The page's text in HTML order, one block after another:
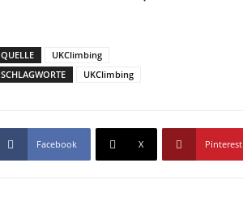
QUELLE
UKClimbing
SCHLAGWORTE
UKClimbing
Facebook X Pinterest